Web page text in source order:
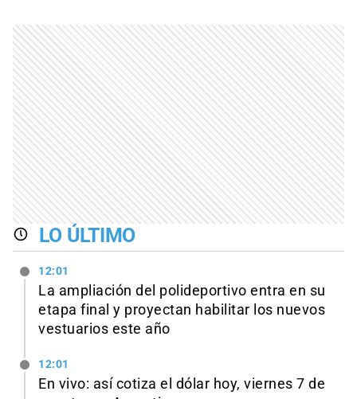
LO ÚLTIMO
12:01
La ampliación del polideportivo entra en su
etapa final y proyectan habilitar los nuevos
vestuarios este año
12:01
En vivo: así cotiza el dólar hoy, viernes 7 de